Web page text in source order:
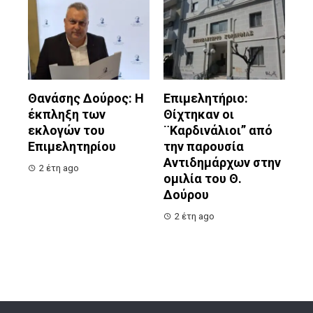
Θανάσης Δούρος: Η
έκπληξη των
εκλογών του
Επιμελητηρίου
2 έτη ago
Επιμελητήριο:
Θίχτηκαν οι
¨Καρδινάλιοι” από
την παρουσία
Αντιδημάρχων στην
ομιλία του Θ.
Δούρου
2 έτη ago